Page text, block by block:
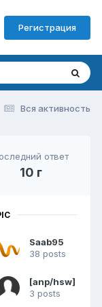
Регистрация
Вся активность
ответ
10 г
Saab95
38 posts
[anp/hsw]
3 posts